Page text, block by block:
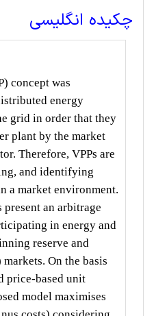
چکیده انگلیسی
concept was
energy
grid in order that they
plant by the market
Therefore, VPPs are
and identifying
a market environment.
an arbitrage
in energy and
reserve and
On the basis
price-based unit
model maximises